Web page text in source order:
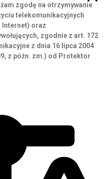
zgodę na otrzymywanie
telekomunikacyjnych
Internet) oraz
zgodnie z art. 172
z dnia 16 lipca 2004
z późn. zm.) od Protektor